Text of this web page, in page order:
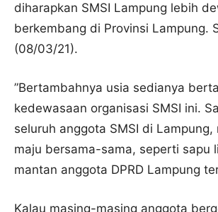
diharapkan SMSI Lampung lebih
berkembang di Provinsi Lampung.
(08/03/21).
”Bertambahnya usia sedianya
kedewasaan organisasi SMSI ini.
seluruh anggota SMSI di Lampung,
maju bersama-sama, seperti sapu
mantan anggota DPRD Lampung
Kalau masing-masing anggota